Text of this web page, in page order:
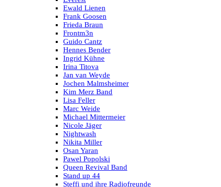
Ewald Lienen
Frank Goosen
Frieda Braun
Frontm3n
Guido Cantz
Hennes Bender
Ingrid Kühne
Irina Titova
Jan van Weyde
Jochen Malmsheimer
Kim Merz Band
Lisa Feller
Marc Weide
Michael Mittermeier
Nicole Jäger
Nightwash
Nikita Miller
Osan Yaran
Pawel Popolski
Queen Revival Band
Stand up 44
Steffi und ihre Radiofreunde